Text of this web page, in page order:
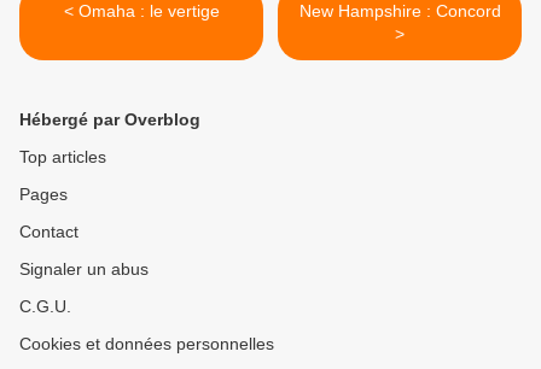
< Omaha : le vertige
New Hampshire : Concord
>
Hébergé par Overblog
Top articles
Pages
Contact
Signaler un abus
C.G.U.
Cookies et données personnelles